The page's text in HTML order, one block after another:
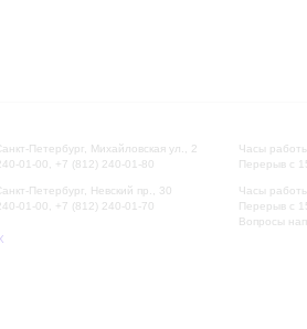
Петербург, Михайловская ул., 2
01-00, +7 (812) 240-01-80
Петербург, Невский пр., 30
01-00, +7 (812) 240-01-70
Часы
Перерыв с
Часы
Перерыв с
Вопросы